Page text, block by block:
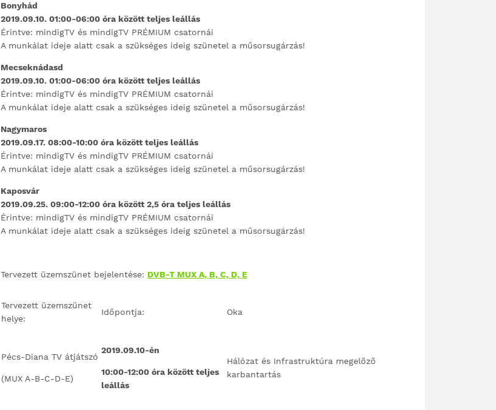
Bonyhád
2019.09.10. 01:00-06:00 óra között teljes leállás
Érintve: mindigTV és mindigTV PRÉMIUM csatornái
A munkálat ideje alatt csak a szükséges ideig szünetel a műsorsugárzás!
Mecseknádasd
2019.09.10. 01:00-06:00 óra között teljes leállás
Érintve: mindigTV és mindigTV PRÉMIUM csatornái
A munkálat ideje alatt csak a szükséges ideig szünetel a műsorsugárzás!
Nagymaros
2019.09.17. 08:00-10:00 óra között teljes leállás
Érintve: mindigTV és mindigTV PRÉMIUM csatornái
A munkálat ideje alatt csak a szükséges ideig szünetel a műsorsugárzás!
Kaposvár
2019.09.25. 09:00-12:00 óra között 2,5 óra teljes leállás
Érintve: mindigTV és mindigTV PRÉMIUM csatornái
A munkálat ideje alatt csak a szükséges ideig szünetel a műsorsugárzás!
Tervezett üzemszünet bejelentése: DVB-T MUX A, B, C, D, E
Tervezett üzemszünet
helye:
Időpontja: Oka
Pécs-Diana TV átjátszó
(MUX A-B-C-D-E)
2019.09.10-én
10:00-12:00 óra között teljes
leállás
Hálózat és Infrastruktúra megelőző
karbantartás